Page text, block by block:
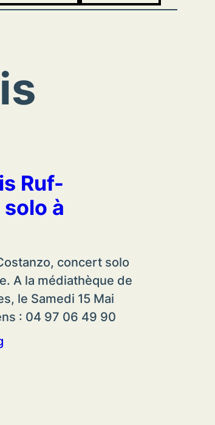
Ruf-
à
concert solo
A la médiathèque de
le Samedi 15 Mai
: 04 97 06 49 90